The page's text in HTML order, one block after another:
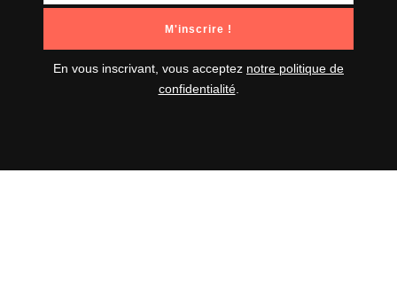
En vous inscrivant, vous acceptez notre politique de
confidentialité.